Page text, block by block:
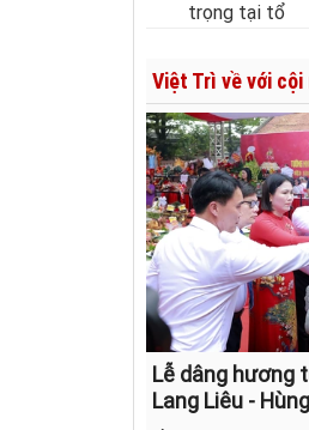
trọng tại tổ
Việt Trì về với cội
Lễ dâng hương
Lang Liêu -